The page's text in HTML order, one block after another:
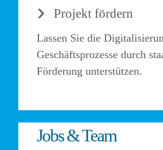
Projekt fördern
Lassen Sie die
Geschäftsprozesse durch
Förderung unterstützen.
Jobs & Team